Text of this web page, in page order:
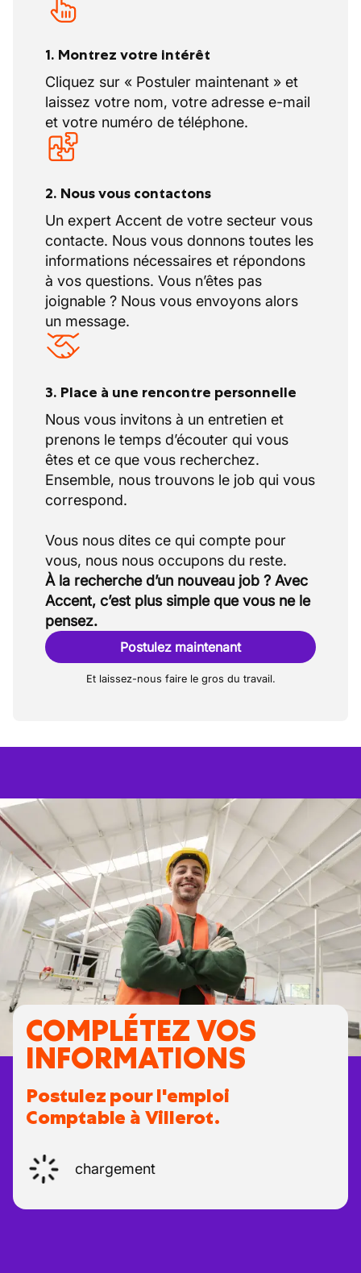
Participation à l’amélioration continue des
processus comptables
1. Montrez votre intérêt
Cliquez sur « Postuler maintenant » et
laissez votre nom, votre adresse e-mail
et votre numéro de téléphone.
2. Nous vous contactons
Un expert Accent de votre secteur vous
contacte. Nous vous donnons toutes les
informations nécessaires et répondons
à vos questions. Vous n’êtes pas
joignable ? Nous vous envoyons alors
un message.
3. Place à une rencontre personnelle
Nous vous invitons à un entretien et
prenons le temps d’écouter qui vous
êtes et ce que vous recherchez.
Ensemble, nous trouvons le job qui vous
correspond.
Vous nous dites ce qui compte pour
À la recherche d’un nouveau job ? Avec
Accent, c’est plus simple que vous ne le
pensez.
Postulez maintenant
Et laissez-nous faire le gros du travail.
COMPLÉTEZ VOS
INFORMATIONS
Postulez pour l'emploi
Comptable à Villerot.
chargement